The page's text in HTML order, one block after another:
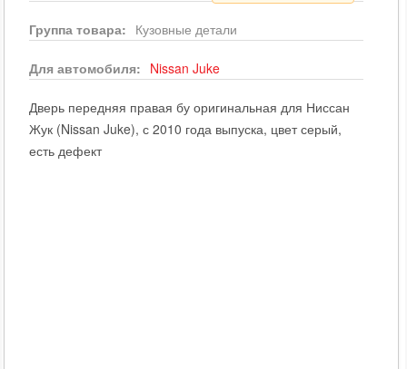
Группа товара: Кузовные детали
Для автомобиля: Nissan Juke
Дверь передняя правая бу оригинальная для Ниссан
Жук (Nissan Juke), с 2010 года выпуска, цвет серый,
есть дефект